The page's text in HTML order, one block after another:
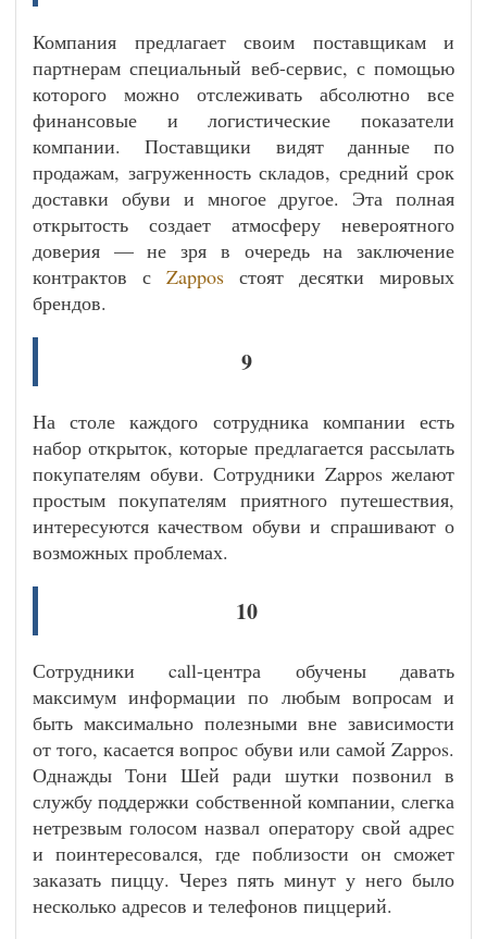
Компания предлагает своим поставщикам и
партнерам специальный веб-сервис, с помощью
которого можно отслеживать абсолютно все
финансовые и логистические показатели
компании. Поставщики видят данные по
продажам, загруженность складов, средний срок
доставки обуви и многое другое. Эта полная
открытость создает атмосферу невероятного
доверия — не зря в очередь на заключение
контрактов с Zappos стоят десятки мировых
брендов.
9
На столе каждого сотрудника компании есть
набор открыток, которые предлагается рассылать
покупателям обуви. Сотрудники Zappos желают
простым покупателям приятного путешествия,
интересуются качеством обуви и спрашивают о
возможных проблемах.
10
Сотрудники call-центра обучены давать
максимум информации по любым вопросам и
быть максимально полезными вне зависимости
от того, касается вопрос обуви или самой Zappos.
Однажды Тони Шей ради шутки позвонил в
службу поддержки собственной компании, слегка
нетрезвым голосом назвал оператору свой адрес
и поинтересовался, где поблизости он сможет
заказать пиццу. Через пять минут у него было
несколько адресов и телефонов пиццерий.